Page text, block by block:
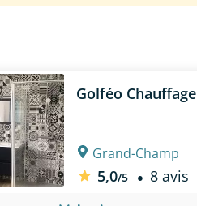
Golféo Chauffage
Grand-Champ
5,0/5
8 avis